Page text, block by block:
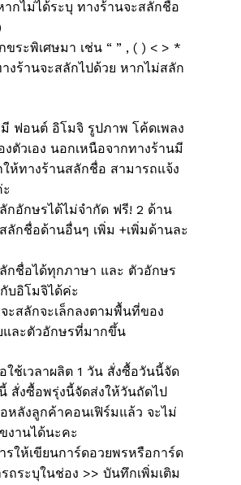
ากไม่ได้ระบุ ทางร้านจะสลักชื่อ
ขระพิเศษมา เช่น “ ” , ( ) < > *
งร้านจะสลักไปด้วย หากไม่สลัก
ฟอนต์ อิโมจิ รูปภาพ โค้ดเพลง
ตัวเอง นอกเหนือจากทางร้านมี
ห้ทางร้านสลักชื่อ สามารถแจ้ง
กอักษรได้ไม่จำกัด ฟรี! 2 ด้าน
ลักชื่อด้านอื่นๆ เพิ่ม +เพิ่มด้านละ
กชื่อได้ทุกภาษา และ ตัวอักษร
บอิโมจิได้ค่ะ
ะสลักจะเล็กลงตามพื้นที่ของ
และตัวอักษรที่มากขึ้น
ใช้เวลาผลิต 1 วัน สั่งซื้อวันนี้จัด
สั่งซื้อพรุ่งนี้จัดส่งให้วันถัดไป
หลังลูกค้าคอนเฟิร์มแล้ว จะไม่
งานได้นะคะ
รให้เขียนการ์ดอวยพรหรือการ์ด
ถระบุในช่อง >> บันทึกเพิ่มเติม